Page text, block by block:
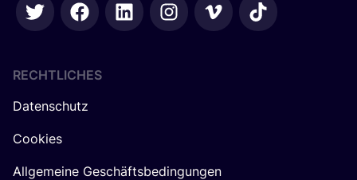
RECHTLICHES
Datenschutz
Cookies
Allgemeine Geschäftsbedingungen